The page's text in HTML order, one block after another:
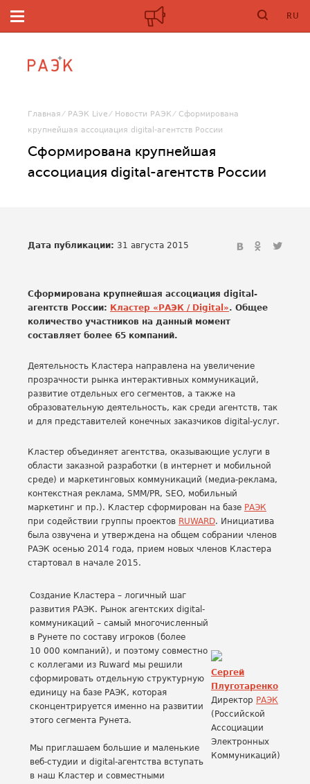
RU
Главная РАЭК Live Новости РАЭК
Сформирована
крупнейшая ассоциация digital-агентств России
Сформирована крупнейшая
ассоциация digital-агентств России
Дата публикации: 31 августа 2015
Сформирована крупнейшая ассоциация digital-
агентств России: Кластер «РАЭК / Digital». Общее
количество участников на данный момент
составляет более 65 компаний.
Деятельность Кластера направлена на увеличение
прозрачности рынка интерактивных коммуникаций,
развитие отдельных его сегментов, а также на
образовательную деятельность, как среди агентств, так
и для представителей конечных заказчиков digital-услуг.
Кластер объединяет агентства, оказывающие услуги в
области заказной разработки (в интернет и мобильной
среде) и маркетинговых коммуникаций (медиа-реклама,
контекстная реклама, SMM/PR, SEO, мобильный
маркетинг и пр.). Кластер сформирован на базе РАЭК
при содействии группы проектов RUWARD. Инициатива
была озвучена и утверждена на общем собрании членов
РАЭК осенью 2014 года, прием новых членов Кластера
стартовал в начале 2015.
Создание Кластера – логичный шаг
развития РАЭК. Рынок агентских digital-
коммуникаций – самый многочисленный
в Рунете по составу игроков (более
10 000 компаний), и поэтому совместно
с коллегами из Ruward мы решили
сформировать отдельную структурную
единицу на базе РАЭК, которая
сконцентрируется именно на развитии
этого сегмента Рунета.
Мы приглашаем большие и маленькие
веб-студии и digital-агентства вступать
в наш Кластер и совместными
Сергей
Плуготаренко
Директор РАЭК
(Российской
Ассоциации
Электронных
Коммуникаций)